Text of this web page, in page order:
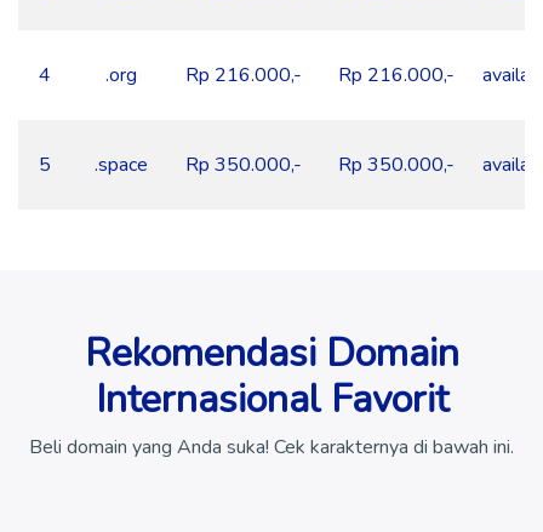
4 .org Rp 216.000,- Rp 216.000,-
5 .space Rp 350.000,- Rp 350.000,-
Rekomendasi Domain
Internasional Favorit
Beli domain yang Anda suka! Cek karakternya di bawah ini.